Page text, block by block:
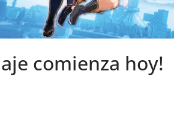
comienza hoy!